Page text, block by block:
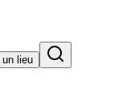
lieu